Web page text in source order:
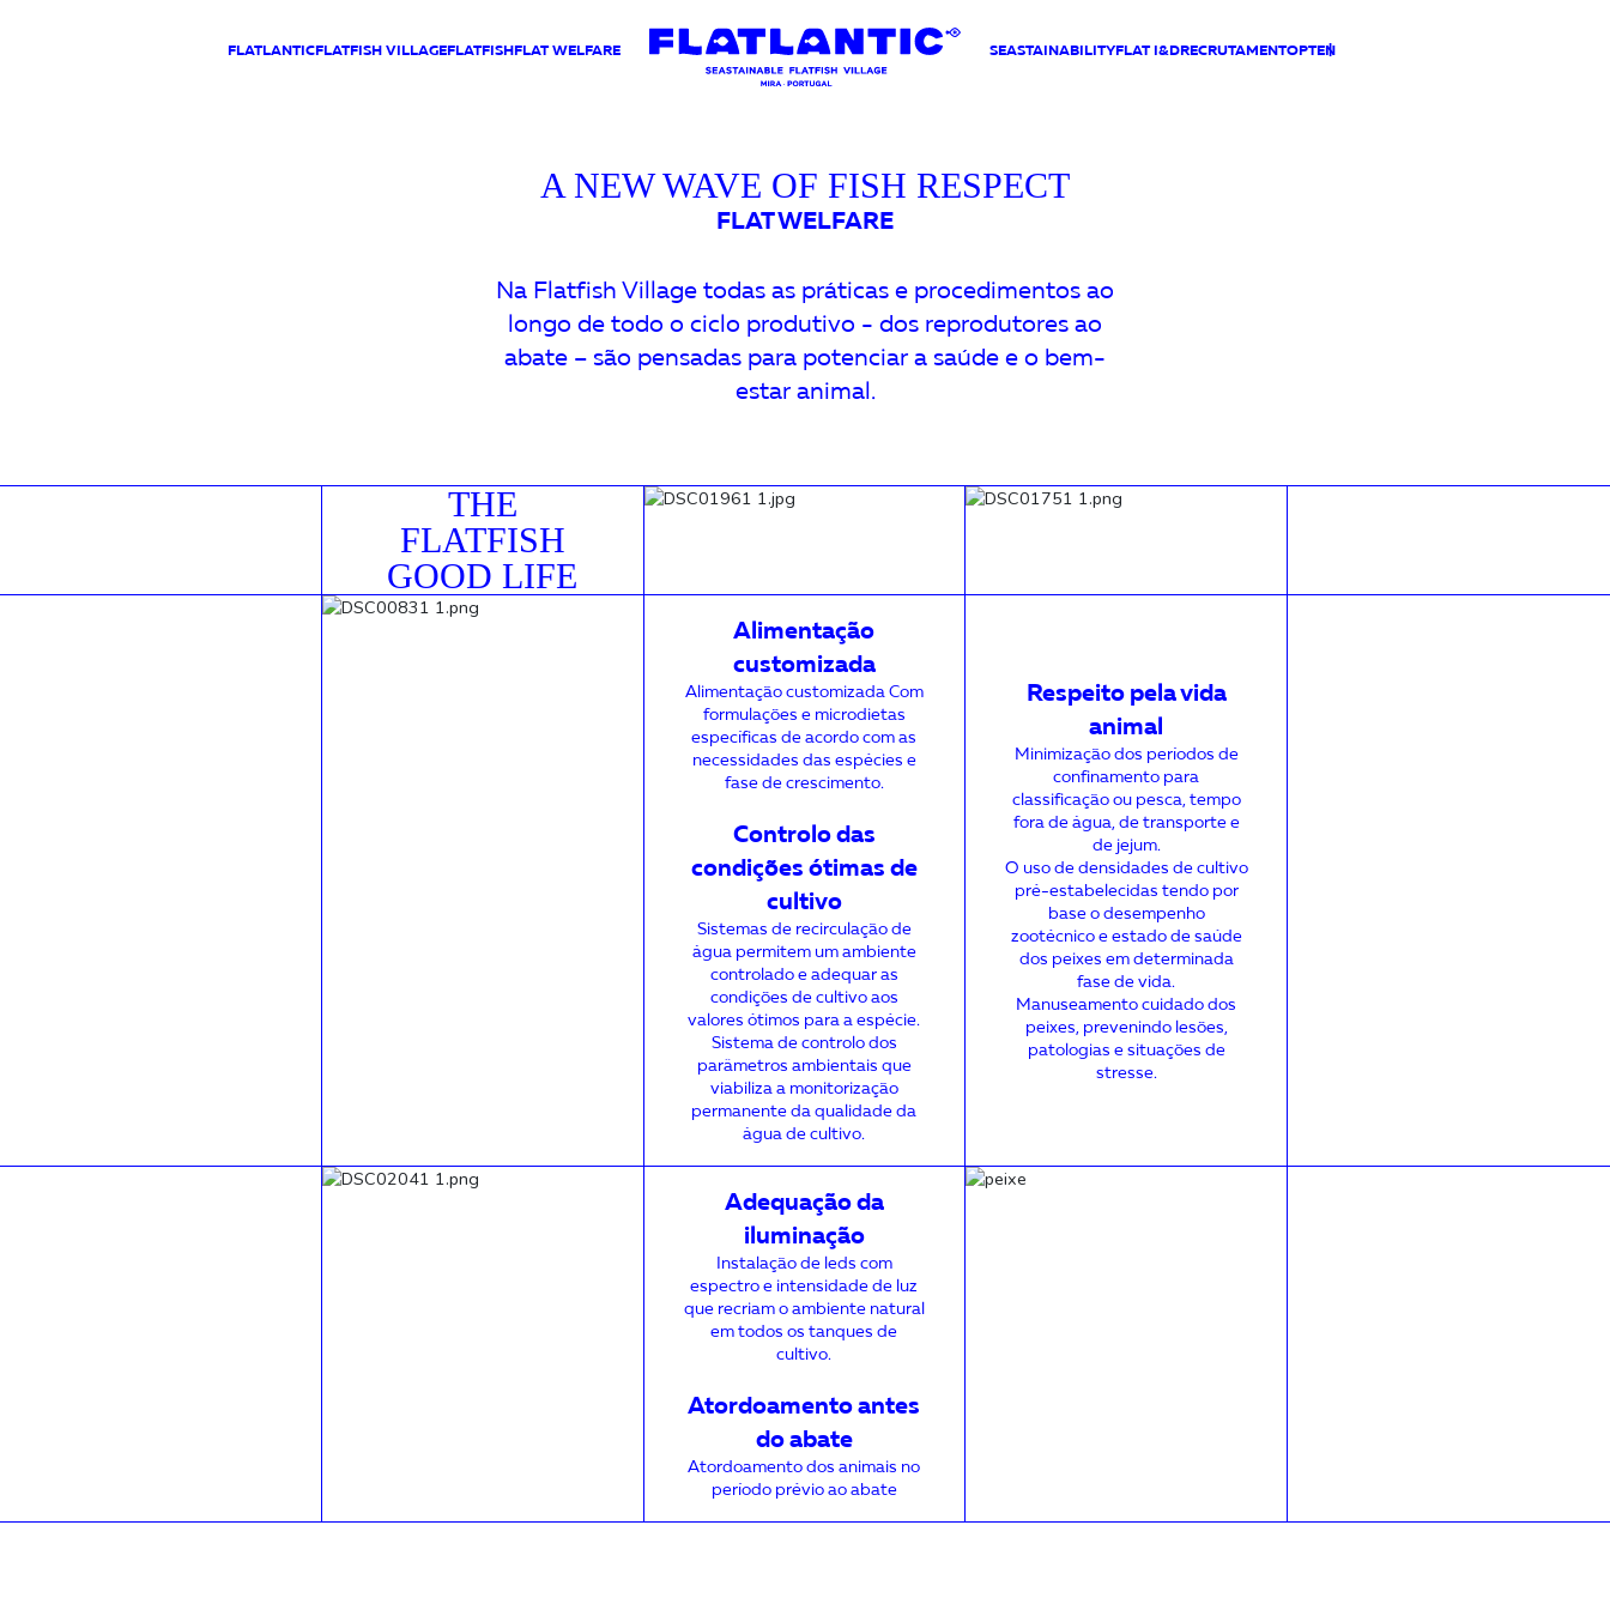
FLATLANTICFLATFISH VILLAGEFLATFISH FLAT WELFARE SEASTAINABILITYFLAT I&DRECRUTAMENTOPTEN
A NEW WAVE OF FISH RESPECT
FLAT WELFARE
Na Flatfish Village todas as práticas e procedimentos ao
longo de todo o ciclo produtivo - dos reprodutores ao
abate – são pensadas para potenciar a saúde e o bem-
estar animal.
THE
FLATFISH
GOOD LIFE
Alimentação
customizada
Alimentação customizada Com
formulações e microdietas
específicas de acordo com as
necessidades das espécies e
fase de crescimento.
Controlo das
condições ótimas de
cultivo
Sistemas de recirculação de
água permitem um ambiente
controlado e adequar as
condições de cultivo aos
valores ótimos para a espécie.
Sistema de controlo dos
parâmetros ambientais que
viabiliza a monitorização
permanente da qualidade da
água de cultivo.
Respeito pela vida
animal
Minimização dos períodos de
confinamento para
classificação ou pesca, tempo
fora de água, de transporte e
de jejum.
O uso de densidades de cultivo
pré-estabelecidas tendo por
base o desempenho
zootécnico e estado de saúde
dos peixes em determinada
fase de vida.
Manuseamento cuidado dos
peixes, prevenindo lesões,
patologias e situações de
stresse.
Adequação da
iluminação
Instalação de leds com
espectro e intensidade de luz
que recriam o ambiente natural
em todos os tanques de
cultivo.
Atordoamento antes
do abate
Atordoamento dos animais no
período prévio ao abate